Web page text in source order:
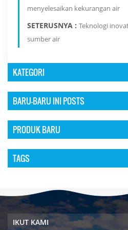
menyelesaikan kekurangan air
SETERUSNYA : Teknologi
sumber air
KATEGORI
BARU-BARU INI POSTS
PRODUK BARU
TAGS
IKUT KAMI